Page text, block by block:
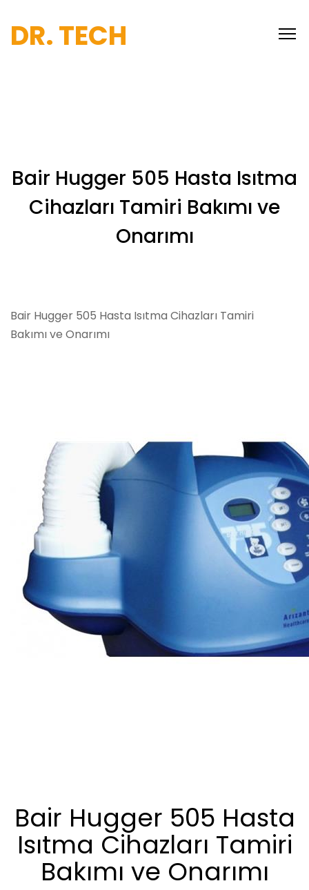
DR. TECH
Bair Hugger 505 Hasta Isıtma
Cihazları Tamiri Bakımı ve
Onarımı
Bair Hugger 505 Hasta Isıtma Cihazları Tamiri
Bakımı ve Onarımı
Bair Hugger 505 Hasta
Isıtma Cihazları Tamiri
Bakımı ve Onarımı